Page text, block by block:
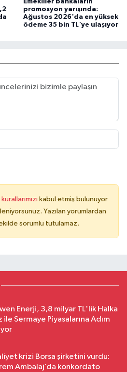
promosyon yarışında:
Ağustos 2026'da en yüksek
ödeme 35 bin TL'ye ulaşıyor
kabul etmiş bulunuyor
Yazılan yorumlardan
sorumlu tutulamaz.
Enerji, 3,8 milyar TL'lik Halka
ile Sermaye Piyasalarına Adım
krizi Borsa şirketini vurdu:
Ambalaj’da konkordato